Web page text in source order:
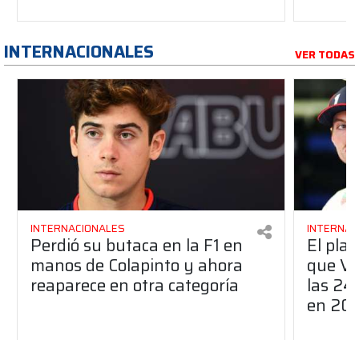
INTERNACIONALES VER TODAS
INTERNACIONALES
Perdió su butaca en la F1 en
manos de Colapinto y ahora
reaparece en otra categoría
El
que
las
en